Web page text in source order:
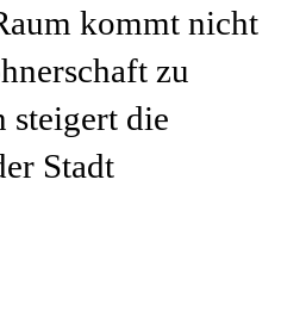
kommt nicht
zu
steigert die
Stadt